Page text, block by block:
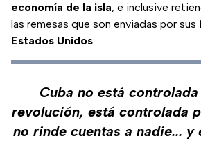
economía de la isla, e inclusive
las remesas que son enviadas por sus
Estados Unidos.
Cuba no está
revolución, está controlada
no rinde cuentas a nadie... y